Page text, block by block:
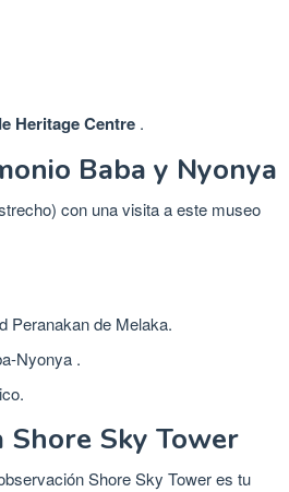
Heritage Centre .
Baba y Nyonya
con una visita a este museo
Peranakan de Melaka.
Nyonya .
Shore Sky Tower
Shore Sky Tower es tu